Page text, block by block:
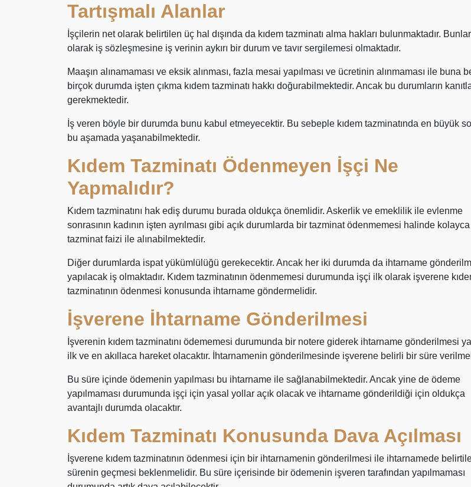
Tartışmalı Alanlar
İşçilerin net olarak belirtilen üç hal dışında da kıdem tazminatı alma hakları bulunmaktadır.
olarak iş sözleşmesine iş verinin aykırı bir durum ve tavır sergilemesi olmaktadır.
Maaşın alınamaması ve eksik alınması, fazla mesai yapılması ve ücretinin alınmaması ile buna
birçok durumda işten çıkma kıdem tazminatı hakkı doğurabilmektedir. Ancak bu durumların
gerekmektedir.
İş veren böyle bir durumda bunu kabul etmeyecektir. Bu sebeple kıdem tazminatında en büyük
bu aşamada yaşanabilmektedir.
Kıdem Tazminatı Ödenmeyen İşçi Ne
Yapmalıdır?
Kıdem tazminatını hak ediş durumu burada oldukça önemlidir. Askerlik ve emeklilik ile evlenme
sonrasının kadının işten ayrılması gibi açık durumlarda bir tazminat ödenmemesi halinde kolayca
tazminat faizi ile alınabilmektedir.
Diğer durumlarda ispat yükümlülüğü gerekecektir. Ancak her iki durumda da ihtarname
yapılacak iş olmaktadır. Kıdem tazminatının ödenmemesi durumunda işçi ilk olarak işverene
tazminatının ödenmesi konusunda ihtarname göndermelidir.
İşverene İhtarname Gönderilmesi
İşverenin kıdem tazminatını ödememesi durumunda bir notere giderek ihtarname gönderilmesi
ilk ve en akıllaca hareket olacaktır. İhtarnamenin gönderilmesinde işverene belirli bir süre
Bu süre içinde ödemenin yapılması bu ihtarname ile sağlanabilmektedir. Ancak yine de ödeme
yapılmaması durumunda işçi için yasal yollar açık olacak ve ihtarname gönderildiği için oldukça
avantajlı durumda olacaktır.
Kıdem Tazminatı Konusunda Dava Açılması
İşverene kıdem tazminatının ödenmesi için bir ihtarnamenin gönderilmesi ile ihtarnamede
sürenin geçmesi beklenmelidir. Bu süre içerisinde bir ödemenin işveren tarafından yapılmaması